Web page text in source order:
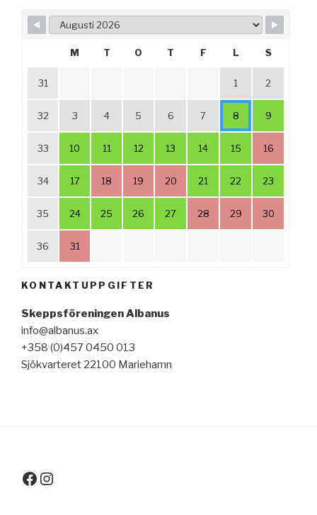
M T O T F L S
31 1 2
32 3 4 5 6 7 8 9
33 10 11 12 13 14 15 16
34 17 18 19 20 21 22 23
35 24 25 26 27 28 29 30
36 31
KONTAKTUPPGIFTER
Skeppsföreningen Albanus
info@albanus.ax
+358 (0)457 0450 013
Sjökvarteret 22100 Mariehamn
Facebook
Instagram